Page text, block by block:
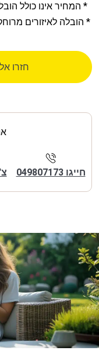
* המחיר אינו כולל
* הובלה לאיזורים
חזרו
חייגו 049807173